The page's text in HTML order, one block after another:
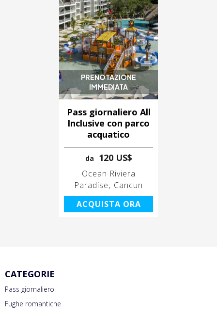
PRENOTAZIONE
IMMEDIATA
Pass giornaliero All
Inclusive con parco
acquatico
da 120 US$
Ocean Riviera
Paradise
Cancun
ACQUISTA ORA
CATEGORIE
Pass giornaliero
Fughe romantiche